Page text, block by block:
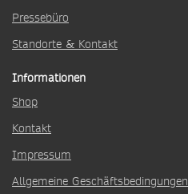
Pressebüro
Standorte & Kontakt
Informationen
Shop
Kontakt
Impressum
Allgemeine Geschäftsbedingungen